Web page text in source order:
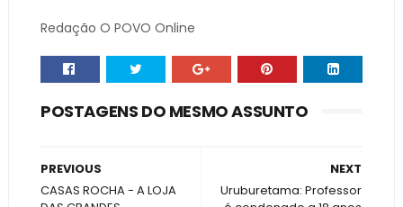
Redação O POVO Online
POSTAGENS DO MESMO ASSUNTO
NEXT
Uruburetama: Professor
PREVIOUS
CASAS ROCHA - A LOJA